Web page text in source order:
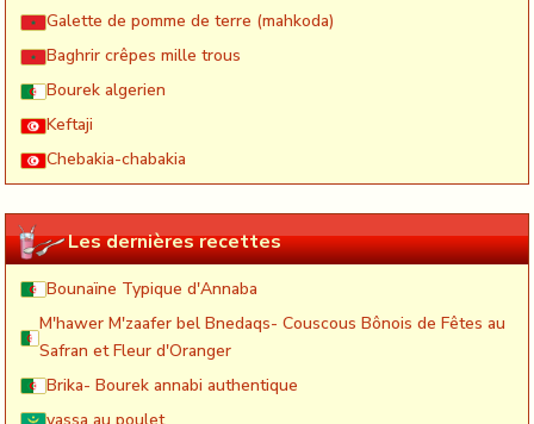
Galette de pomme de terre (mahkoda)
Baghrir crêpes mille trous
Bourek algerien
Keftaji
Chebakia-chabakia
Les dernières recettes
Bounaïne Typique d'Annaba
M'hawer M'zaafer bel Bnedaqs- Couscous Bônois de Fêtes au
Safran et Fleur d'Oranger
Brika- Bourek annabi authentique
yassa au poulet